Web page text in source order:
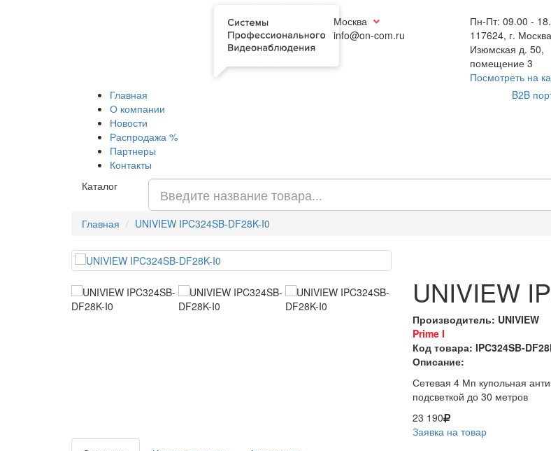
Москва
info@on-com.ru
Пн-Пт: 09.00 -
117624, г.
Изюмская д. 50,
помещение 3
Посмотреть на
Главная
О компании
Новости
Распродажа %
Партнеры
Контакты
B2B
Каталог
Главная UNIVIEW IPC324SB-DF28K-I0
UNIVIEW
Производитель: UNIVIEW
Prime I
Код товара: IPC324SB-
Описание:
Сетевая 4 Мп купольная
подсветкой до 30 метров
23 190
Заявка на товар